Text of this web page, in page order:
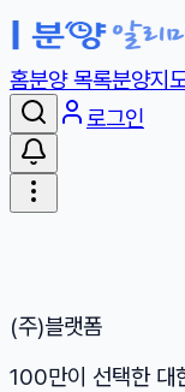
홈분양 목록분양지
로그인
(주)블랫폼
100만이 선택한 대